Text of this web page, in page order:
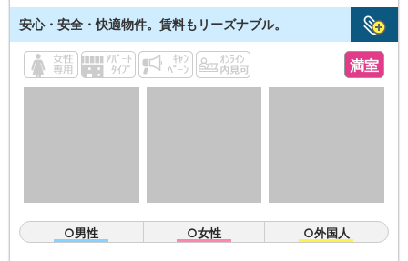
安心・安全・快適物件。賃料もリーズナブル。
満室
○男性 ○女性 ○外国人